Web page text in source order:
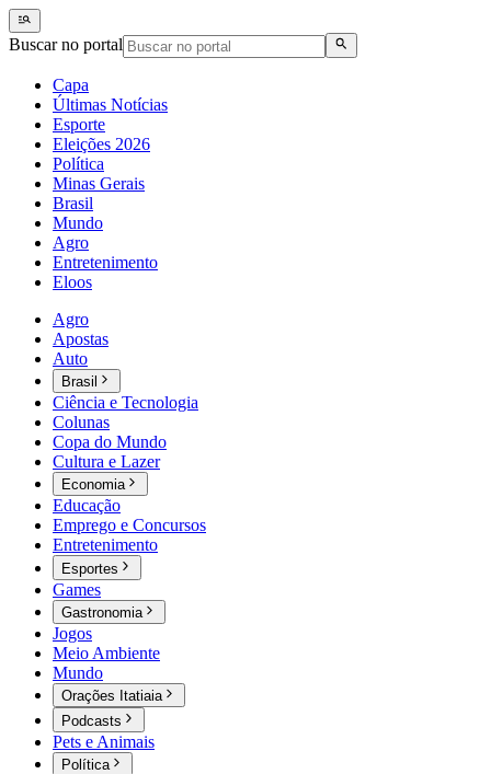
Buscar no portal
Capa
Últimas Notícias
Esporte
Eleições 2026
Política
Minas Gerais
Brasil
Mundo
Agro
Entretenimento
Eloos
Agro
Apostas
Auto
Brasil
Ciência e Tecnologia
Colunas
Copa do Mundo
Cultura e Lazer
Economia
Educação
Emprego e Concursos
Entretenimento
Esportes
Games
Gastronomia
Jogos
Meio Ambiente
Mundo
Orações Itatiaia
Podcasts
Pets e Animais
Política